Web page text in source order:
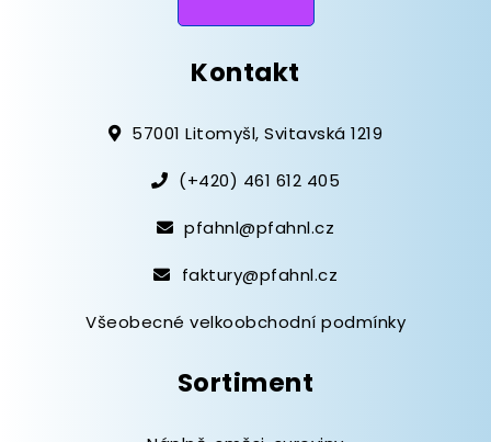
Kontakt
57001 Litomyšl, Svitavská 1219
(+420) 461 612 405
pfahnl@pfahnl.cz
faktury@pfahnl.cz
Všeobecné velkoobchodní podmínky
Sortiment